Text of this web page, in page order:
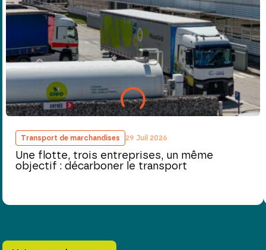
Transport de marchandises 29 Juil 2026
Une flotte, trois entreprises, un même
objectif : décarboner le transport